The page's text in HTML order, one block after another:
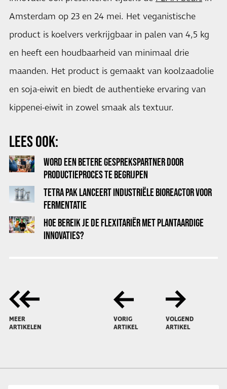
Amsterdam op 23 en 24 mei. Het veganistische
product is koelvers verkrijgbaar in palen van 4,5 kg
en heeft een houdbaarheid van minimaal drie
maanden. Het product is gemaakt van koolzaadolie
en soja-eiwit en biedt de authentieke ervaring van
kippenei-eiwit in zowel smaak als textuur.
LEES OOK:
WORD EEN BETERE GESPREKSPARTNER DOOR
PRODUCTIEPROCES TE BEGRIJPEN
TETRA PAK LANCEERT INDUSTRIËLE BIOREACTOR VOOR
FERMENTATIE
HOE BEREIK JE DE FLEXITARIËR MET PLANTAARDIGE
INNOVATIES?
MEER
ARTIKELEN
VORIG
ARTIKEL
VOLGEND
ARTIKEL